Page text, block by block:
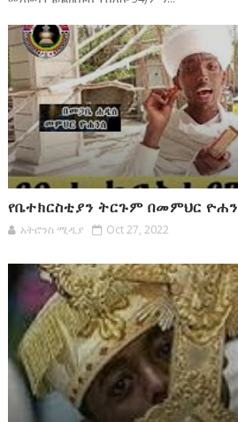
የቤተክርስቲያን ትርጉም በመምህር
አትሮንስ ሚዲያ Oct 27, 2022